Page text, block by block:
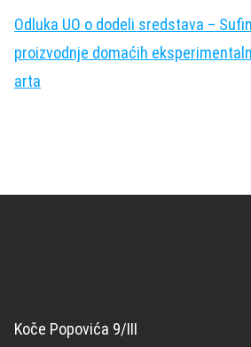
Odluka UO o dodeli sredstava –
proizvodnje domaćih
arta
Koče Popovića 9/III